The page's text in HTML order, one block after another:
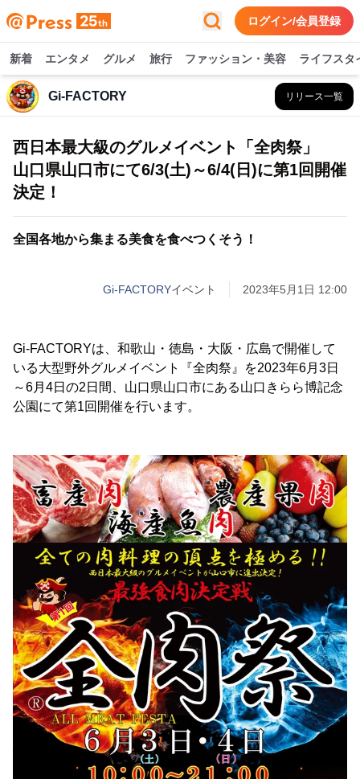
ログイン/会員登録
新着 エンタメ グルメ 旅行 ファッション・美容 ライフスタ
Gi-FACTORY リリース一覧
西日本最大級のグルメイベント「全肉祭」
山口県山口市にて6/3(土)～6/4(日)に第1回開催
決定！
全国各地から集まる美食を食べつくそう！
Gi-FACTORYイベント 2023年5月1日 12:00
Gi-FACTORYは、和歌山・徳島・大阪・広島で開催して
いる大型野外グルメイベント『全肉祭』を2023年6月3日
～6月4日の2日間、山口県山口市にある山口きらら博記念
公園にて第1回開催を行います。